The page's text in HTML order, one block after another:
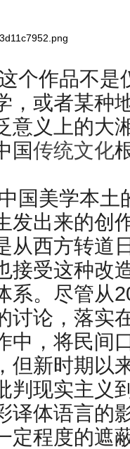
个作品不是
，或者某种
意义上的大
国传统文化
国美学本
发出来的创
从西方转道
接受这种改
系。尽管从
讨论，落实
中，将民间
但新时期以
判现实主义
译体语言的
定程度的遮